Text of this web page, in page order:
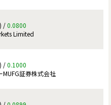
/0.0800
Limited
/0.1000
証券株式会社